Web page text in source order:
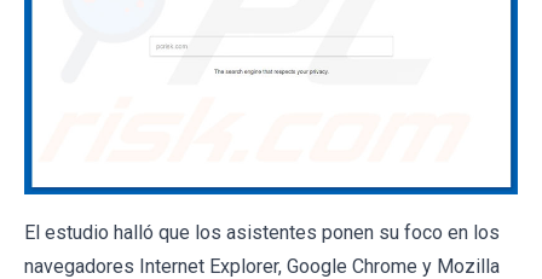
El estudio halló que los asistentes ponen su foco en los
navegadores Internet Explorer, Google Chrome y Mozilla